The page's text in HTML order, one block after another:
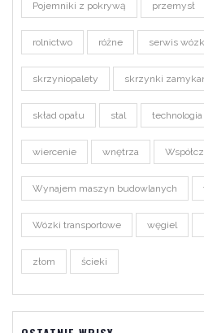
Pojemniki z pokrywą przemysł
rolnictwo różne serwis
skrzyniopalety skrzynki
skład opału stal technologia
wiercenie wnętrza
Wynajem maszyn budowlanych
Wózki transportowe węgiel
złom ścieki